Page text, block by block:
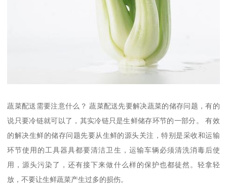
蔬菜配送需要注意什么？ 蔬菜配送先要解决蔬菜的储存问题，有的
说只要冷链就可以了，其实冷链只是生鲜储存环节的一部分。 有效
的解决生鲜的储存问题先要从生鲜的源头关注，特别是采收和运输
环节使用的工具器具都要清洁卫生，运输车辆必须清洗消毒后使
用，源头污染了，还有接下来做什么样的保护也都徒然。轻拿轻
放，不要让生鲜蔬菜产生过多的损伤。